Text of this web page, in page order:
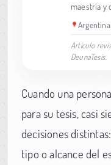
maestría y
Argentina
Artículo
DeunaTesis.
Cuando una
para su tesis, casi
decisiones
tipo o alcance del